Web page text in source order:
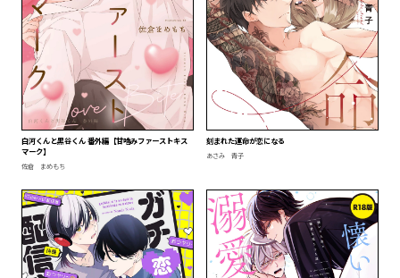
白河くんと黒谷くん 番外編【甘噛みファーストキス
マーク】
佐倉 まめもち
刻まれた運命が恋になる
あさみ 青子